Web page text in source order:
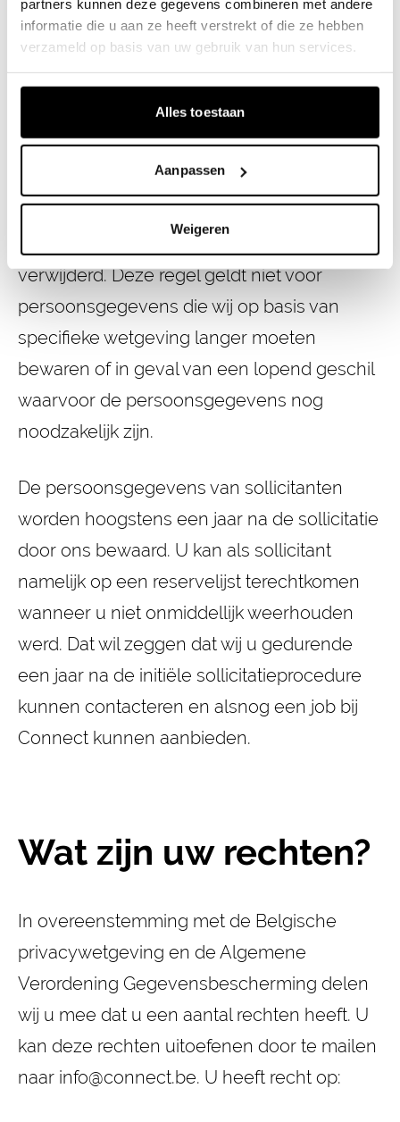
partners kunnen deze gegevens combineren met andere
informatie die u aan ze heeft verstrekt of die ze hebben
verzameld op basis van uw gebruik van hun services.
Alles toestaan
Aanpassen
Weigeren
van de (al dan niet contractuele) relatie die
Klantengegevens en gegevens van
leveranciers en onderaannemers zullen in
elk geval na een termijn van tien jaar na de
beëindiging van de overeenkomst of het
project uit onze systemen worden
verwijderd. Deze regel geldt niet voor
persoonsgegevens die wij op basis van
specifieke wetgeving langer moeten
bewaren of in geval van een lopend geschil
waarvoor de persoonsgegevens nog
noodzakelijk zijn.
De persoonsgegevens van sollicitanten
worden hoogstens een jaar na de sollicitatie
door ons bewaard. U kan als sollicitant
namelijk op een reservelijst terechtkomen
wanneer u niet onmiddellijk weerhouden
werd. Dat wil zeggen dat wij u gedurende
een jaar na de initiële sollicitatieprocedure
kunnen contacteren en alsnog een job bij
Connect kunnen aanbieden.
Wat zijn uw rechten?
In overeenstemming met de Belgische
privacywetgeving en de Algemene
Verordening Gegevensbescherming delen
wij u mee dat u een aantal rechten heeft. U
kan deze rechten uitoefenen door te mailen
naar info@connect.be. U heeft recht op: